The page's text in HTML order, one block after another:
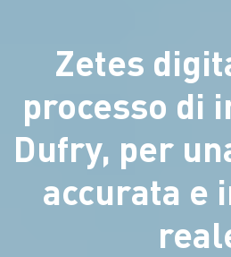
Zetes
processo di
Dufry, per
accurata e